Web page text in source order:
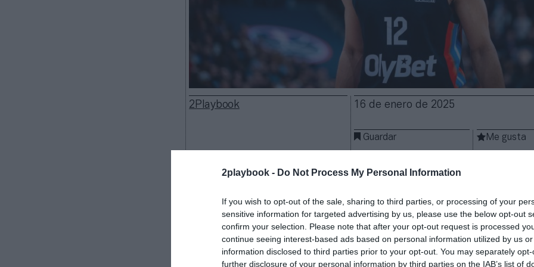
2playbook - Do Not Process My Personal Information
If you wish to opt-out of the sale, sharing to third parties, or processing of your
sensitive information for targeted advertising by us, please use the below opt-out
confirm your selection. Please note that after your opt-out request is processed
continue seeing interest-based ads based on personal information utilized by us
information disclosed to third parties prior to your opt-out. You may separately
further disclosure of your personal information by third parties on the IAB’s list of
2Playbook 16 de enero de 2025
Guardar Me gusta
Paris Basketball firma a su primer patrocinador principal. El club
los partidos de Euroliga, según ha informado en un comunicado.
apuestas no explotará elnaming,un activo que el club sigue
vender.
“La posición de OlyBet en el frontal de la camiseta es una
la ambición y el compromiso con este proyecto.
Queremos crear